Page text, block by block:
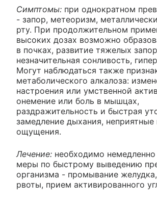
Симптомы: при однократном
- запор, метеоризм,
рту. При продолжительном
высоких дозах возможно
в почках, развитие тяжелых
незначительная сонливость,
Могут наблюдаться также
метаболического алкалоза:
настроения или умственной
онемение или боль в мышцах,
раздражительность и быстрая
замедление дыхания, неприятные
ощущения.
Лечение: необходимо немедленно
меры по быстрому выведению
организма - промывание
рвоты, прием активированного